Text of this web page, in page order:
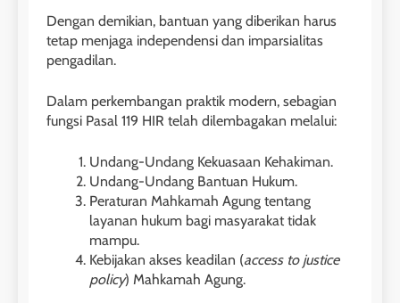
Dengan demikian, bantuan yang diberikan harus
tetap menjaga independensi dan imparsialitas
pengadilan.
Dalam perkembangan praktik modern, sebagian
fungsi Pasal 119 HIR telah dilembagakan melalui:
Undang-Undang Kekuasaan Kehakiman.
Undang-Undang Bantuan Hukum.
Peraturan Mahkamah Agung tentang
layanan hukum bagi masyarakat tidak
mampu.
Kebijakan akses keadilan (access to justice
policy) Mahkamah Agung.